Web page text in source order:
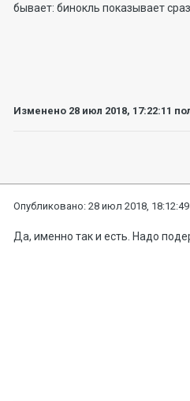
бывает: бинокль показывает
Изменено 28 июл 2018, 17:22:11
Опубликовано:28 июл 2018, 18:12:49
Да, именно так и есть. Надо